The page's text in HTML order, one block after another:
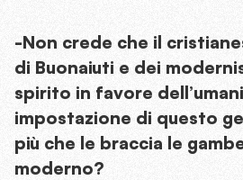
-Non crede che il
di Buonaiuti e dei
spirito in favore
impostazione di questo
più che le braccia le
moderno?